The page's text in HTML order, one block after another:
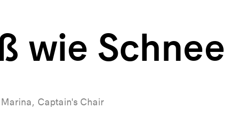
wie Schnee
Captain's Chair